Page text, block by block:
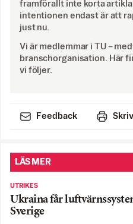
framförallt inte korta
intentionen endast är att
just nu.
Vi är medlemmar i TU –
branschorganisation. Här
vi följer.
Feedback
LÄS MER
UTRIKES
Ukraina får
Sverige